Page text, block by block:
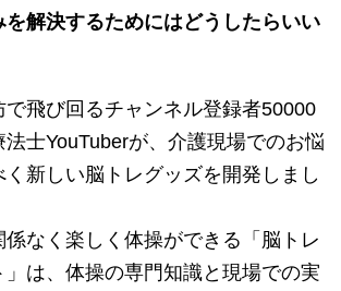
を解決するためにはどうしたらいい
飛び回るチャンネル登録者50000
法士YouTuberが、介護現場でのお悩
新しい脳トレグッズを開発しまし
なく楽しく体操ができる「脳トレ
」は、体操の専門知識と現場での実